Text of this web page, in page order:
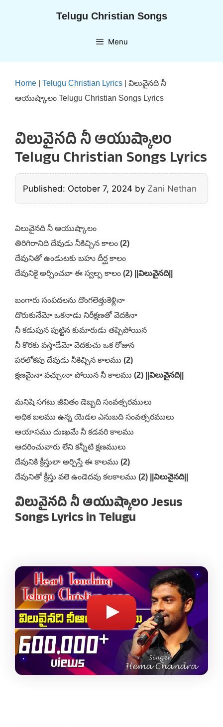
Telugu Christian Songs
Menu
Home Telugu Christian Lyrics
విలువైనది నీ
ఆయుష్కాలం Telugu Christian Songs Lyrics
విలువైనది నీ ఆయుష్కాలం
Telugu Christian Songs Lyrics
Published: October 7, 2024 by Zani Nethan
విలువైనది నీ ఆయుష్కాలం
తిరిగిరానిది దేవుడు నీకిచ్చిన కాలం (2)
దేవునితో ఉండుటకు బహు దీర్ఘ కాలం
దేవునికై అర్పించవా ఈ స్వల్ప కాలం (2) ||విలువైనది||
బంగారు సంపదలను దొంగలెత్తుకెళ్లినా
దొరుకునేమో ఒకనాడు నిరీక్షణతో వెదకినా
నీ కడుపున పుట్టిన కుమారుడు తప్పిపోయిన
నీ కొరకు వస్తాడేమో వెదకుచు ఒక రోజున
పరలోకపు దేవుడు నీకిచ్చిన కాలము (2)
క్షణమైనా వచ్చుఁనా పోయిన నీ కాలము (2) ||విలువైనది||
మనిషి సగటు జీవితం డెబ్బది సంవత్సరములు
అధిక బలము ఉన్న యెడల ఎనుబది సంవత్సరములు
ఆయాసము దుఃఖమే నీ కడవరి కాలము
ఆదరించువారు లేని కన్నీటి క్షణములు
దేవునికి క్రీస్తులా అర్పిస్తే ఈ కాలము (2)
దేవునితో క్రీస్తు వలె ఉండెదవు కలకాలము (2) ||విలువైనది||
విలువైనది నీ ఆయుష్కాలం Jesus
Songs Lyrics in Telugu